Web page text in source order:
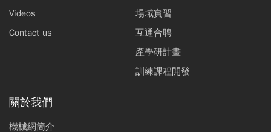
Videos
Contact us
場域實習
互通合聘
產學研計畫
訓練課程開發
關於我們
機械網簡介